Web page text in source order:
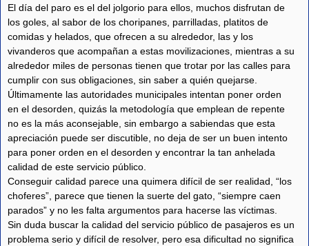
El día del paro es el del jolgorio para ellos, muchos disfrutan de
los goles, al sabor de los choripanes, parrilladas, platitos de
comidas y helados, que ofrecen a su alrededor, las y los
vivanderos que acompañan a estas movilizaciones, mientras a su
alrededor miles de personas tienen que trotar por las calles para
cumplir con sus obligaciones, sin saber a quién quejarse.
Últimamente las autoridades municipales intentan poner orden
en el desorden, quizás la metodología que emplean de repente
no es la más aconsejable, sin embargo a sabiendas que esta
apreciación puede ser discutible, no deja de ser un buen intento
para poner orden en el desorden y encontrar la tan anhelada
calidad de este servicio público.
Conseguir calidad parece una quimera difícil de ser realidad, “los
choferes”, parece que tienen la suerte del gato, “siempre caen
parados” y no les falta argumentos para hacerse las víctimas.
Sin duda buscar la calidad del servicio público de pasajeros es un
problema serio y difícil de resolver, pero esa dificultad no significa